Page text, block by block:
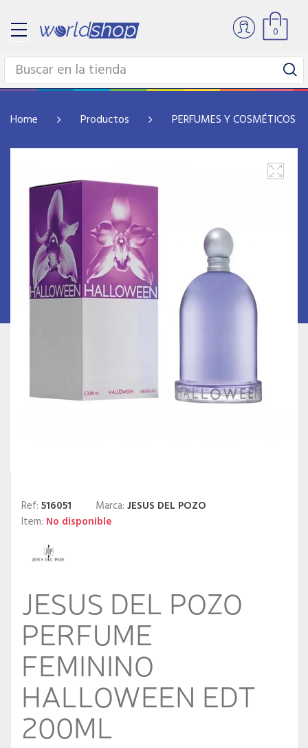
0
Home Productos PERFUMES Y COSMÉTICOS
Ref: 516051 Marca: JESUS DEL POZO
Item: No disponible
JESUS DEL POZO
PERFUME
FEMININO
HALLOWEEN EDT
200ML